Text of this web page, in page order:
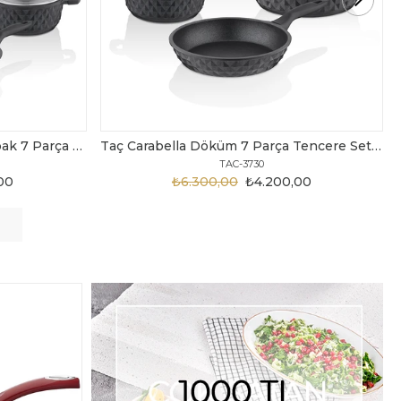
Taç Carabella Döküm 7 Parça Tencere Seti Siyah Taç Master Cook Tombik 7 Parça Tencere Seti Gri
TAC-3820
₺2.450,00
₺3.199,00